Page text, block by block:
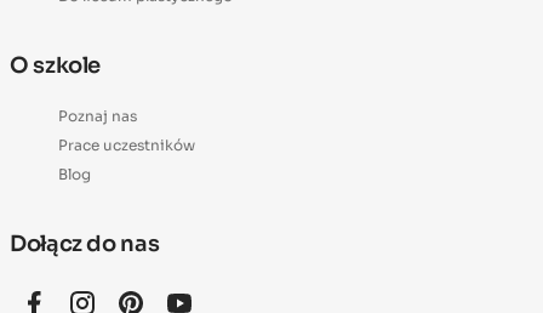
O szkole
Poznaj nas
Prace uczestników
Blog
Dołącz do nas